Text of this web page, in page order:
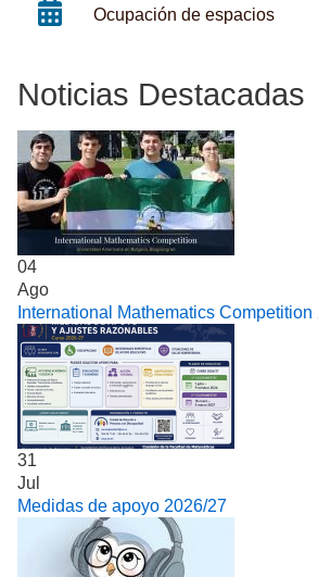
Ocupación de espacios
Noticias Destacadas
04
Ago
International Mathematics Competition
31
Jul
Medidas de apoyo 2026/27